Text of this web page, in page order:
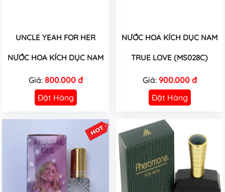
UNCLE YEAH FOR HER
NƯỚC HOA KÍCH DỤC NAM
Giá: 800.000 đ
Đặt Hàng
NƯỚC HOA KÍCH DỤC NAM
TRUE LOVE (MS028C)
Giá: 900.000 đ
Đặt Hàng